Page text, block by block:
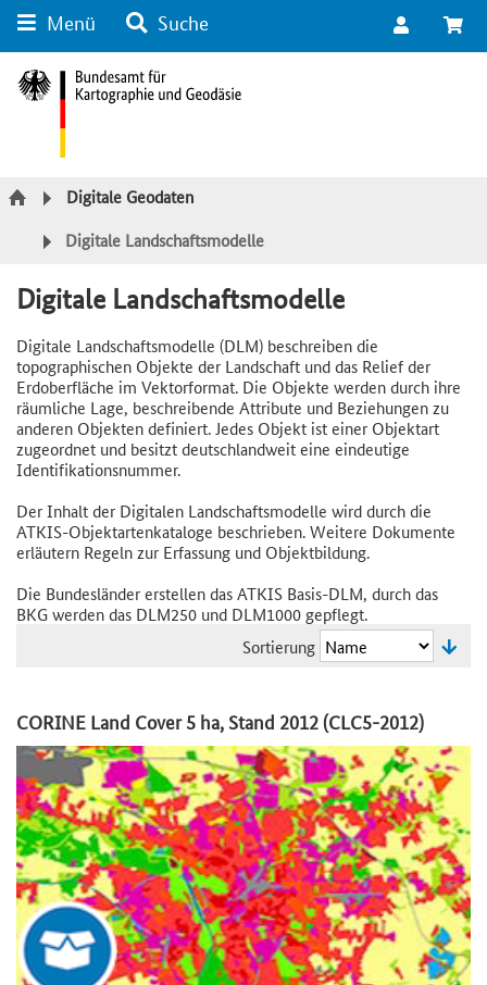
Kategorie Navigation
Menü Suche
Digitale Geodaten
Digitale Landschaftsmodelle
Digitale Landschaftsmodelle
Digitale Landschaftsmodelle (DLM) beschreiben die
topographischen Objekte der Landschaft und das Relief der
Erdoberfläche im Vektorformat. Die Objekte werden durch ihre
räumliche Lage, beschreibende Attribute und Beziehungen zu
anderen Objekten definiert. Jedes Objekt ist einer Objektart
zugeordnet und besitzt deutschlandweit eine eindeutige
Identifikationsnummer.
Der Inhalt der Digitalen Landschaftsmodelle wird durch die
ATKIS-Objektartenkataloge beschrieben. Weitere Dokumente
erläutern Regeln zur Erfassung und Objektbildung.
Die Bundesländer erstellen das ATKIS Basis-DLM, durch das
BKG werden das DLM250 und DLM1000 gepflegt.
Sortierung
CORINE Land Cover 5 ha, Stand 2012 (CLC5-2012)